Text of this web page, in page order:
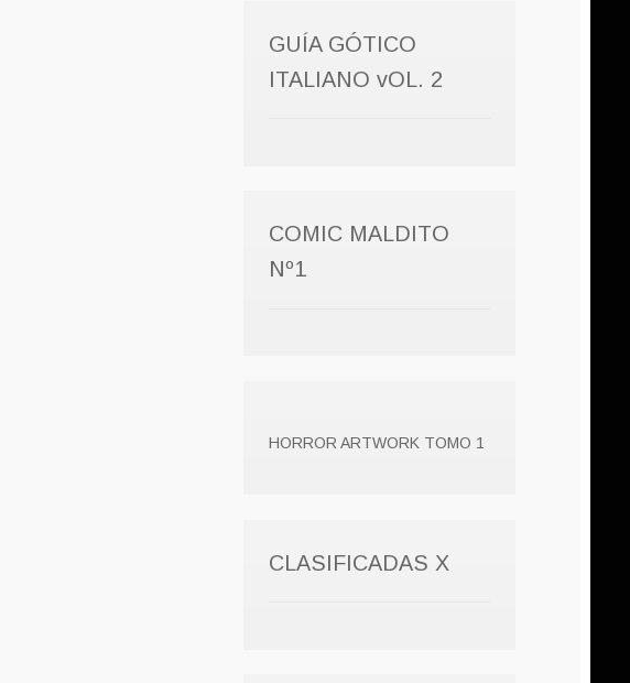
GUÍA GÓTICO
ITALIANO vOL. 2
COMIC MALDITO
Nº1
HORROR ARTWORK TOMO 1
CLASIFICADAS X